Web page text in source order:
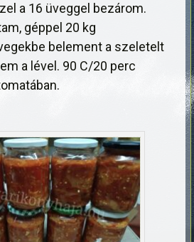
a 16 üveggel bezárom.
géppel 20 kg
belement a szeletelt
a lével. 90 C/20 perc